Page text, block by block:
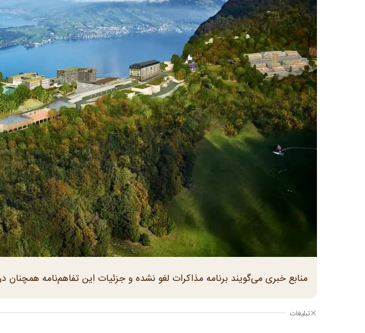
منابع خبری می‌گویند برنامه مذاکرات لغو نشده و جزئیات این تفاهم‌نامه
تبلیغات